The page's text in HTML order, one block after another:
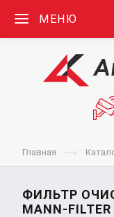
МЕНЮ
Главная
ФИЛЬТР
MANN-FILTER